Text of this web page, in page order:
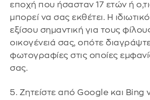
εποχή που ήσασταν 17 ετών ή
μπορεί να σας εκθέτει. Η
εξίσου σημαντική για τους
οικογένειά σας, οπότε διαγράψτε
φωτογραφίες στις οποίες
σας.
5. Ζητείστε από Google και Bing